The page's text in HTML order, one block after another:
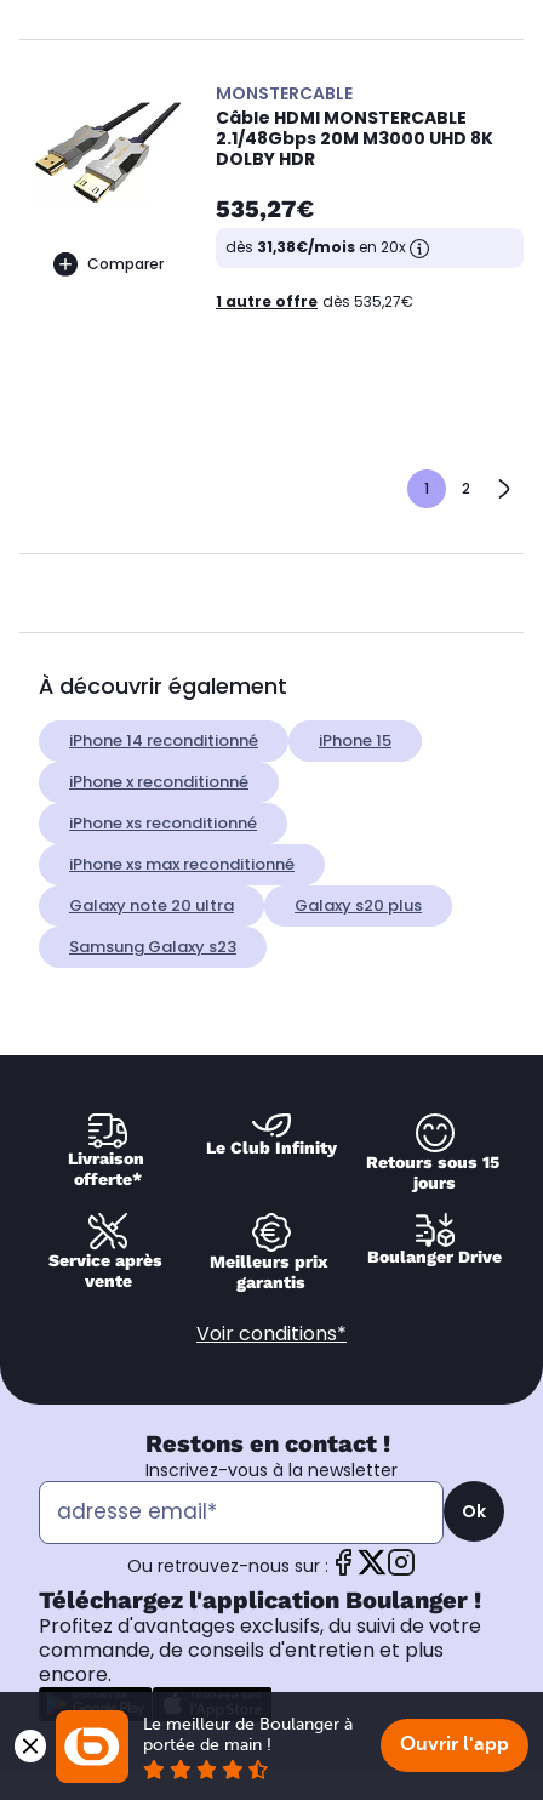
Comparer
MONSTERCABLE
Câble HDMI MONSTERCABLE
2.1/48Gbps 20M M3000 UHD 8K
DOLBY HDR
535,27€
dès 31,38€/moisen 20x
1 autre offre dès 535,27€
1 2
À découvrir également
iPhone 14 reconditionné
iPhone 15
iPhone x reconditionné
iPhone xs reconditionné
iPhone xs max reconditionné
Galaxy note 20 ultra
Galaxy s20 plus
Samsung Galaxy s23
Livraison
offerte*
Le Club Infinity
Retours sous 15
jours
Service après
vente
Meilleurs prix
garantis
Boulanger Drive
Voir conditions*
Restons en contact !
Inscrivez-vous à la newsletter
Ok
Ou retrouvez-nous sur :
Téléchargez l'application Boulanger !
Profitez d'avantages exclusifs, du suivi de votre
commande, de conseils d'entretien et plus
encore.
Le meilleur de Boulanger à
portée de main !
Ouvrir l'app